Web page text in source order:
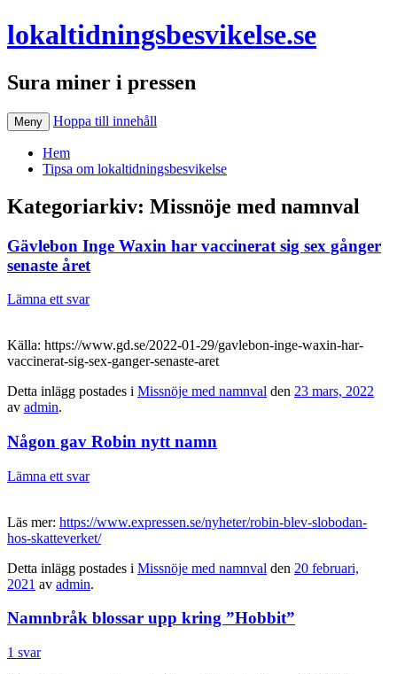
lokaltidningsbesvikelse.se
Sura miner i pressen
Meny Hoppa till innehåll
Hem
Tipsa om lokaltidningsbesvikelse
Kategoriarkiv: Missnöje med namnval
Gävlebon Inge Waxin har vaccinerat sig sex gånger
senaste året
Lämna ett svar
Källa: https://www.gd.se/2022-01-29/gavlebon-inge-waxin-har-
vaccinerat-sig-sex-ganger-senaste-aret
Detta inlägg postades i Missnöje med namnval den 23 mars, 2022
av admin.
Någon gav Robin nytt namn
Lämna ett svar
Läs mer: https://www.expressen.se/nyheter/robin-blev-slobodan-
hos-skatteverket/
Detta inlägg postades i Missnöje med namnval den 20 februari,
2021 av admin.
Namnbråk blossar upp kring ”Hobbit”
1 svar